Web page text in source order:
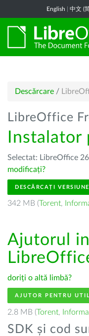
English 中文 (
Descărcare /
LibreOffice
Instalator
Selectat: LibreOffice
modificați?
DESCĂRCAȚI
342 MB (Torent,
Ajutorul
doriți o altă limbă?
AJUTOR PENTRU
2.8 MB (Torent,
SDK și cod